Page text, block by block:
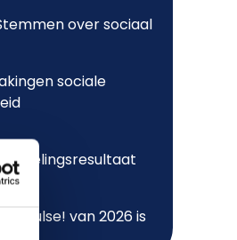
over sociaal
sociale
Pulse! van 2026 is